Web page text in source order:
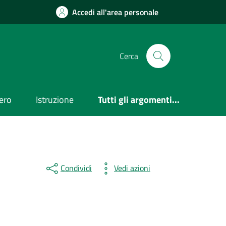
Accedi all'area personale
Cerca
Istruzione Tutti gli argomenti...
Condividi Vedi azioni